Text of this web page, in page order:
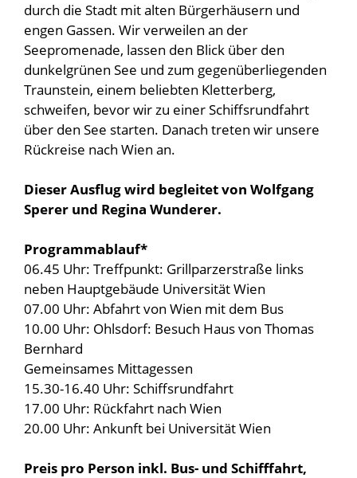
durch die Stadt mit alten Bürgerhäusern und
engen Gassen. Wir verweilen an der
Seepromenade, lassen den Blick über den
dunkelgrünen See und zum gegenüberliegenden
Traunstein, einem beliebten Kletterberg,
schweifen, bevor wir zu einer Schiffsrundfahrt
über den See starten. Danach treten wir unsere
Rückreise nach Wien an.
Dieser Ausflug wird begleitet von Wolfgang
Sperer und Regina Wunderer.
Programmablauf*
06.45 Uhr: Treffpunkt: Grillparzerstraße links
neben Hauptgebäude Universität Wien
07.00 Uhr: Abfahrt von Wien mit dem Bus
10.00 Uhr: Ohlsdorf: Besuch Haus von Thomas
Bernhard
Gemeinsames Mittagessen
15.30-16.40 Uhr: Schiffsrundfahrt
17.00 Uhr: Rückfahrt nach Wien
20.00 Uhr: Ankunft bei Universität Wien
Preis pro Person inkl. Bus- und Schifffahrt,